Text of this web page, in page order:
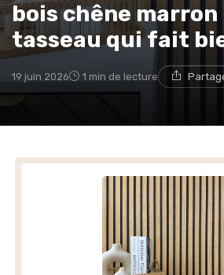
bois chêne
tasseau qui fait
19 juin 2026 1 min de lecture